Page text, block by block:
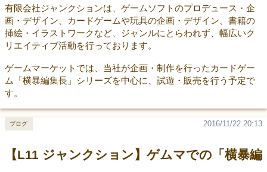
有限会社ジャンクションは、ゲームソフトのプロデュース・企
画・デザイン、カードゲームや玩具の企画・デザイン、書籍の
挿絵・イラストワークなど、ジャンルにとらわれず、幅広いク
リエイティブ活動を行っております。
ゲームマーケットでは、当社が企画・制作を行ったカードゲー
ム「横暴編集長」シリーズを中心に、試遊・販売を行う予定で
す。
【L11 ジャンクション】ゲムマでの「横暴編
2016/11/22 20:13
ブログ